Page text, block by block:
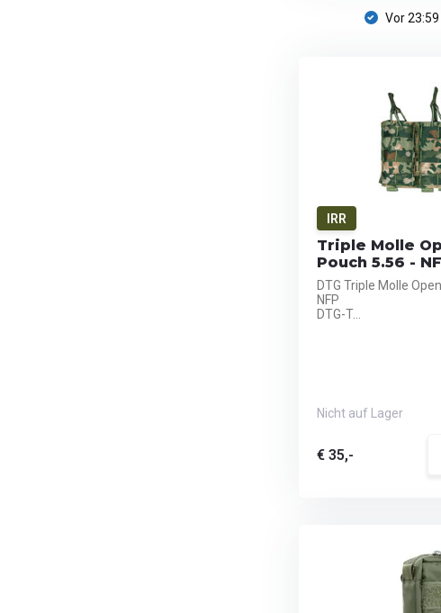
Vor
IRR
Triple Molle
Pouch 5.56 -
DTG Triple Molle
NFP
DTG-T...
Nicht auf Lager
€ 35,-